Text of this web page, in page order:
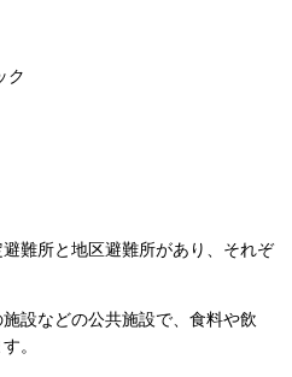
ク
難所と地区避難所があり、それぞ
設などの公共施設で、食料や飲
。